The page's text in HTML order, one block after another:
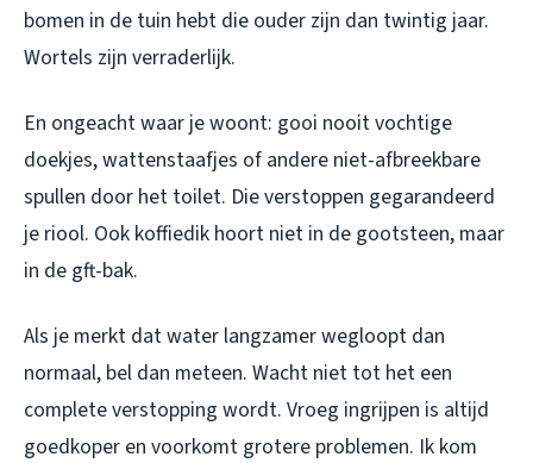
bomen in de tuin hebt die ouder zijn dan twintig jaar.
Wortels zijn verraderlijk.
En ongeacht waar je woont: gooi nooit vochtige
doekjes, wattenstaafjes of andere niet-afbreekbare
spullen door het toilet. Die verstoppen gegarandeerd
je riool. Ook koffiedik hoort niet in de gootsteen, maar
in de gft-bak.
Als je merkt dat water langzamer wegloopt dan
normaal, bel dan meteen. Wacht niet tot het een
complete verstopping wordt. Vroeg ingrijpen is altijd
goedkoper en voorkomt grotere problemen. Ik kom